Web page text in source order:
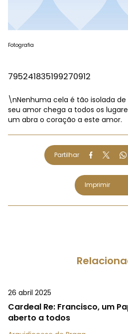
Fotografia
795241835199270912
\nNenhuma cela é tão isolada
seu amor chega a todos os
um abra o coração a este amor.
Partilhar
Imprimir
26 abril 2025
Cardeal Re: Francisco, um
aberto a todos